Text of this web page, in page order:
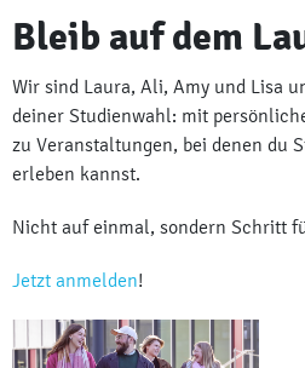
Bleib auf dem
Wir sind Laura, Ali, Amy und Lisa
deiner Studienwahl: mit
zu Veranstaltungen, bei denen du
erleben kannst.
Nicht auf einmal, sondern Schritt
Jetzt anmelden!